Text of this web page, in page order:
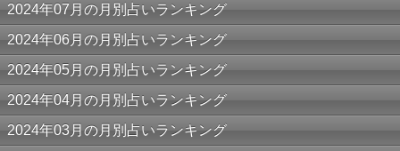
2024年07月の月別占いランキング
2024年06月の月別占いランキング
2024年05月の月別占いランキング
2024年04月の月別占いランキング
2024年03月の月別占いランキング